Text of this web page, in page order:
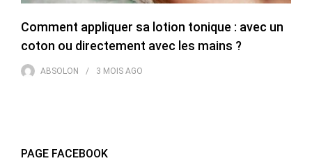
Comment appliquer sa lotion tonique : avec un
coton ou directement avec les mains ?
ABSOLON 3 MOIS AGO
PAGE FACEBOOK